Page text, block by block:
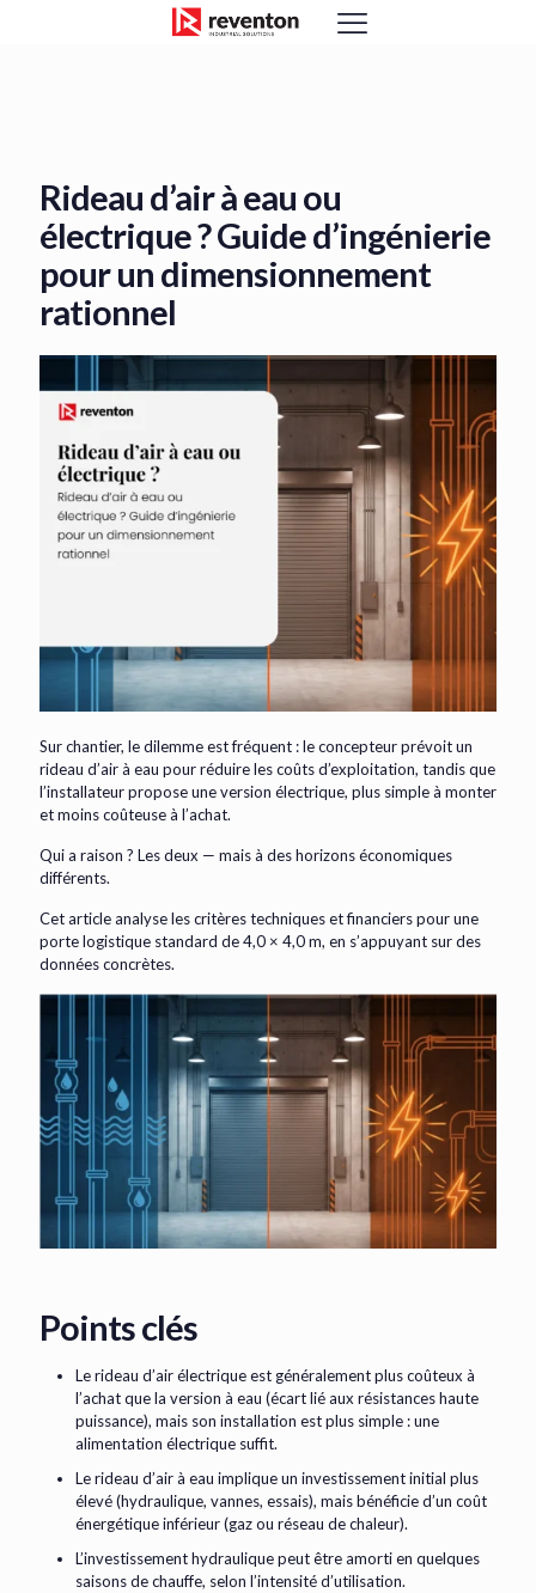
Rideau d’air à eau ou
électrique ? Guide d’ingénierie
pour un dimensionnement
rationnel
Sur chantier, le dilemme est fréquent : le concepteur prévoit un
rideau d’air à eau pour réduire les coûts d’exploitation, tandis que
l’installateur propose une version électrique, plus simple à monter
et moins coûteuse à l’achat.
Qui a raison ? Les deux — mais à des horizons économiques
différents.
Cet article analyse les critères techniques et financiers pour une
porte logistique standard de 4,0 × 4,0 m, en s’appuyant sur des
données concrètes.
Points clés
Le rideau d’air électrique est généralement plus coûteux à
l’achat que la version à eau (écart lié aux résistances haute
puissance), mais son installation est plus simple : une
alimentation électrique suffit.
Le rideau d’air à eau implique un investissement initial plus
élevé (hydraulique, vannes, essais), mais bénéficie d’un coût
énergétique inférieur (gaz ou réseau de chaleur).
L’investissement hydraulique peut être amorti en quelques
saisons de chauffe, selon l’intensité d’utilisation.